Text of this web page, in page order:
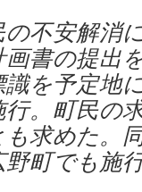
不安解消
書の提出
を予定地
。町民の
求めた。
町でも施